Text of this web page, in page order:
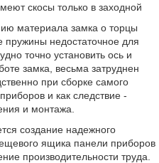
скосы только в заходной
материала замка о торцы
пружины недостаточное для
точно установить ось и
замка, весьма затруднен
при сборке самого
и как следствие -
и монтажа.
создание надежного
ящика панели приборов
производительности труда.